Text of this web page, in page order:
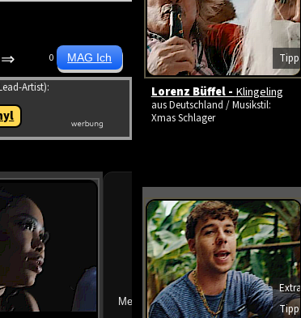
⇒ 0
Artist):
➔
Mehr neue Vids ansehen
Tipp
Lorenz Büffel - Klingeling
aus Deutschland / Musikstil:
Xmas Schlager
Extra
Tipp